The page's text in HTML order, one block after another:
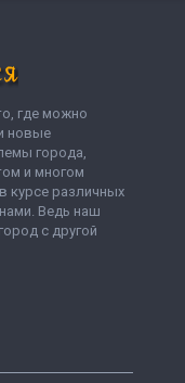
где можно
новые
города,
и многом
курсе различных
Ведь наш
с другой